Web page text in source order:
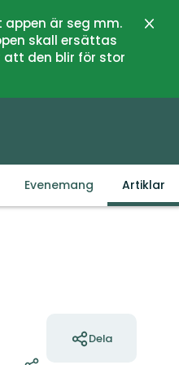
är seg mm.
skall ersättas
den blir för stor
Evenemang Artiklar
Dela